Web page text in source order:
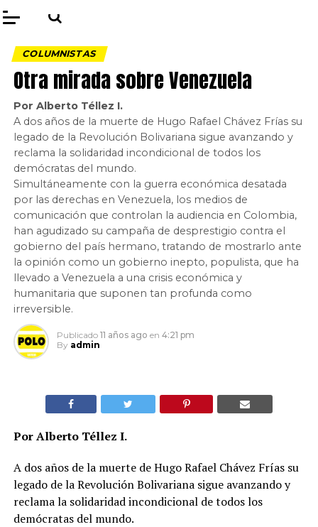
COLUMNISTAS
Otra mirada sobre Venezuela
Por Alberto Téllez I.
A dos años de la muerte de Hugo Rafael Chávez Frías su
legado de la Revolución Bolivariana sigue avanzando y
reclama la solidaridad incondicional de todos los
demócratas del mundo.
Simultáneamente con la guerra económica desatada
por las derechas en Venezuela, los medios de
comunicación que controlan la audiencia en Colombia,
han agudizado su campaña de desprestigio contra el
gobierno del país hermano, tratando de mostrarlo ante
la opinión como un gobierno inepto, populista, que ha
llevado a Venezuela a una crisis económica y
humanitaria que suponen tan profunda como
irreversible.
Publicado 11 años ago en 4:21 pm
By admin
Por Alberto Téllez I.
A dos años de la muerte de Hugo Rafael Chávez Frías su
legado de la Revolución Bolivariana sigue avanzando y
reclama la solidaridad incondicional de todos los
demócratas del mundo.